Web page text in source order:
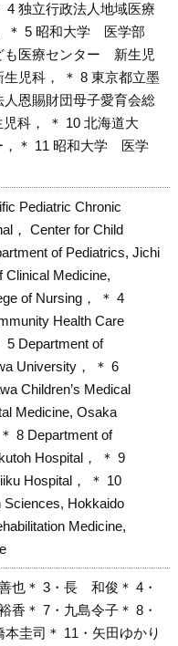
独立行政法人地域医療
＊ 5 昭和大学 医学部
も医療センター 新生児
児科， ＊ 8 東京都立墨
恩賜財団母子愛育会総
科， ＊ 10 北海道大
＊ 11 昭和大学 医学
Pediatric Chronic
， Center for Child
of Pediatrics, Jichi
Clinical Medicine,
of Nursing， ＊ 4
Health Care
5 Department of
University， ＊ 6
Children’s Medical
Medicine, Osaka
8 Department of
Hospital， ＊ 9
Hospital， ＊ 10
Sciences, Hokkaido
Medicine,
也＊ 3・長 和俊＊ 4・
香＊ 7・九島令子＊ 8・
圭司＊ 11・矢田ゆかり